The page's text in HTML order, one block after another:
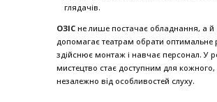
глядачів.
ОЗІСне лише постачає обладнання, а й
допомагає театрам обрати оптимальне
здійснює монтаж і навчає персонал. У
мистецтво стає доступним для кожного,
незалежно від особливостей слуху.